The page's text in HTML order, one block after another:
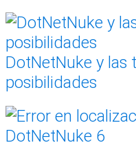
DotNetNuke y las
posibilidades